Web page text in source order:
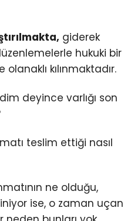
giderek
hukuki bir
kılınmaktadır.
deyince varlığı son
teslim ettiği nasıl
ne olduğu,
ise, o zaman uçan